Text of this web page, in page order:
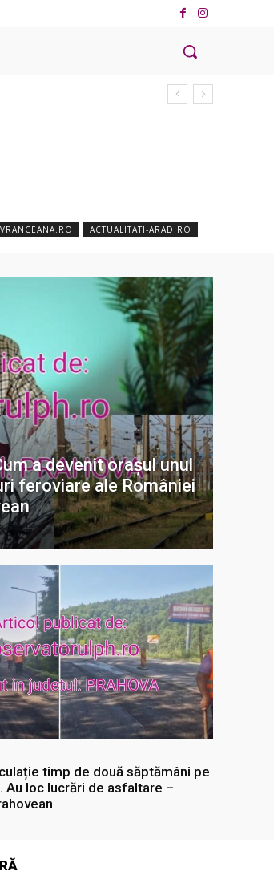
ACTUALITATI-ARAD.RO
a devenit orașul unul
feroviare ale României
timp de două săptămâni pe
Au loc lucrări de asfaltare –